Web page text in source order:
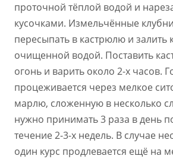
проточной тёплой водой и
кусочками. Измельчённые
пересыпать в кастрюлю и залить
очищенной водой. Поставить
огонь и варить около 2-х часов.
процеживается через мелкое
марлю, сложенную в несколько
нужно принимать 3 раза в день
течение 2-3-х недель. В случае
один курс продлевается ещё на